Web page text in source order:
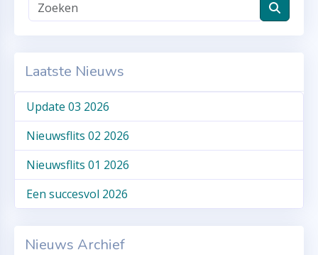
Laatste Nieuws
Update 03 2026
Nieuwsflits 02 2026
Nieuwsflits 01 2026
Een succesvol 2026
Nieuws Archief